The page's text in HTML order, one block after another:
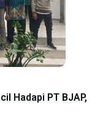
Hadapi PT BJAP,